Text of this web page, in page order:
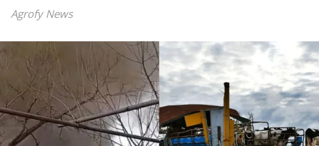
Agrofy News